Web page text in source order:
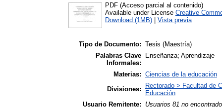
PDF (Acceso parcial al contenido)
Available under License Creative
Download (1MB)
Vista previa
Tipo de Documento: Tesis (Maestría)
Palabras Clave
Informales:
Enseñanza; Aprendizaje
Materias: Ciencias de la educación
Divisiones:
Rectorado > Facultad de
Educación
Usuario Remitente:
Usuarios 81 no